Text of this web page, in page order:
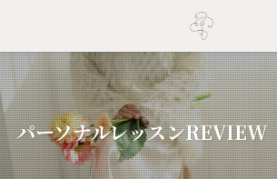
パーソナルレッスンREVIEW